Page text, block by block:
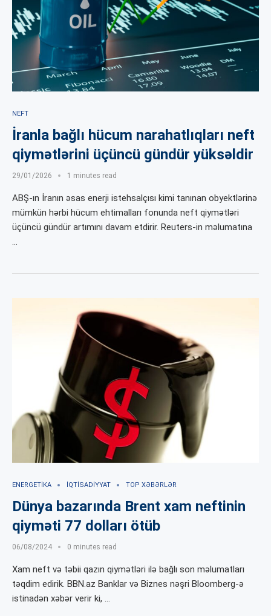
NEFT
İranla bağlı hücum narahatlıqları neft
qiymətlərini üçüncü gündür yüksəldir
29/01/2026 1 minutes read
ABŞ-ın İranın əsas enerji istehsalçısı kimi tanınan obyektlərinə
mümkün hərbi hücum ehtimalları fonunda neft qiymətləri
üçüncü gündür artımını davam etdirir. Reuters-in məlumatına
…
ENERGETIKA İQTISADIYYAT TOP XƏBƏRLƏR
Dünya bazarında Brent xam neftinin
qiyməti 77 dolları ötüb
06/08/2024 0 minutes read
Xam neft və təbii qazın qiymətləri ilə bağlı son məlumatları
təqdim edirik. BBN.az Banklar və Biznes nəşri Bloomberg-ə
istinadən xəbər verir ki, …